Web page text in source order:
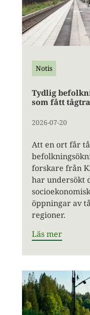
Notis
Tydlig
som fått
2026-07-20
Att en ort får
forskare från
har undersökt
öppningar av
regioner.
Läs mer